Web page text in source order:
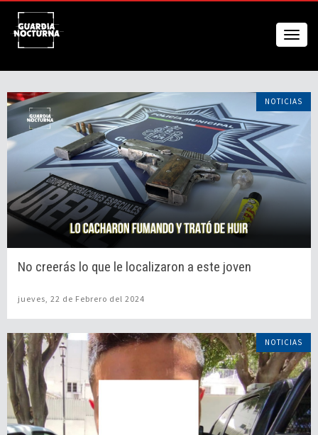
NOTICIAS
No creerás lo que le localizaron a este joven
jueves, 22 de Febrero del 2024
NOTICIAS